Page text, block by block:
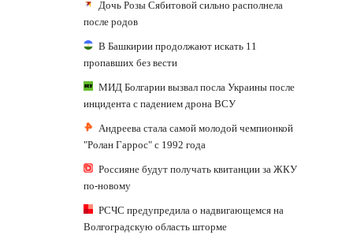
Дочь Розы Сябитовой сильно располнела
после родов
В Башкирии продолжают искать 11
пропавших без вести
МИД Болгарии вызвал посла Украины после
инцидента с падением дрона ВСУ
Андреева стала самой молодой чемпионкой
"Ролан Гаррос" с 1992 года
Россияне будут получать квитанции за ЖКУ
по-новому
РСЧС предупредила о надвигающемся на
Волгоградскую область шторме